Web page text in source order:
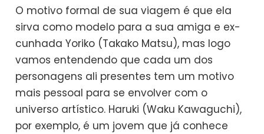
O motivo formal de sua viagem é que ela
sirva como modelo para a sua amiga e ex-
cunhada Yoriko (Takako Matsu), mas logo
vamos entendendo que cada um dos
personagens ali presentes tem um motivo
mais pessoal para se envolver com o
universo artístico. Haruki (Waku Kawaguchi),
por exemplo, é um jovem que já conhece